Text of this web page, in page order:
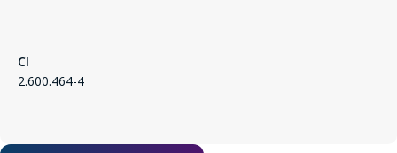
CI
2.600.464-4